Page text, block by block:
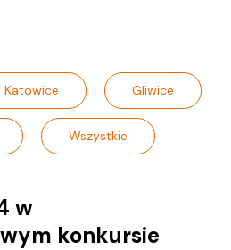
Katowice Gliwice
Wszystkie
w
konkursie